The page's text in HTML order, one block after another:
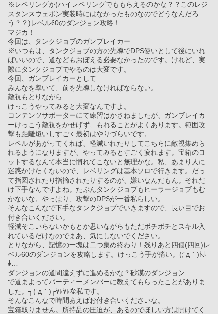
※レベリングか(ハイレベリングでももらえるのかな？？このレジ
スタンスウェポン実装時にはなかったものなのでどうなんだろ
う？？)レベル60のダンジョン攻略！
マジカ！
今回は、タンクジョブのガンブレイカー
※いつもは、タンクジョブの方の先導でDPS使いとして後にいれ
ばいいので、道などもおぼえる必要なかったのです。けれど、実
際にタンクジョブでやるのは大変です。
今回、ガンブレイカーとして
みんなを率いて、前を先導しなければならない。
敵視もとりながら
けっこうやってみると大変なんですよ。
コンテンツサポーターにて練習はかさねましたが、ガンブレイカ
ーけっこう敵視をかせげず、もれることがよくあります。範囲攻
撃も距離短いしすごく最初はやりづらいです。
レベルがあがってくれば、軽減いれたりしてこちらに敵視集めら
れるようになりますが、やってみるとすごく疲れます。宝箱のロ
ットするなんて本当に慣れてこないと無理かな。私、あまり人に
迷惑かけたくないので、レベリングは基本ソロで行きます。だっ
て指図されたり指摘されたりするのが、嫌いなんだもん。それだ
け下手なんですよね。たぶんタンクジョブもヒーラージョブもむ
かないな。やっぱり、攻撃のDPSが一番私らしい。
そんなこんなで下手なタンクジョブでいきますので、長い目でお
付き合いください。
軽減そこいらないかもとか思いながらもただポチポチとスキル入
れているだけなのでまあ、気にしないでください。
とりながら、記憶の一塊は二つ集め終わり！残りあと四個(四回)レ
ベル60のダンジョンを攻略します。けっこう手が痛い。(;´д｀)ﾄﾎ
ﾎ…
ダンジョンの道間違えずに進めるかな？砂漠のダンジョン
で道まよってパーティーメンバーに教えてもらったことがありま
した。┐(´д｀)┌ﾔﾚﾔﾚな私です。
そんなこんなで時間あえばお付き合いくださいな。
宝箱取りません。所持品の圧迫が、あるのでほしい方は開けてく